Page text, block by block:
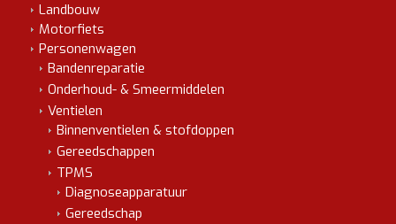
Landbouw
Motorfiets
Personenwagen
Bandenreparatie
Onderhoud- & Smeermiddelen
Ventielen
Binnenventielen & stofdoppen
Gereedschappen
TPMS
Diagnoseapparatuur
Gereedschap